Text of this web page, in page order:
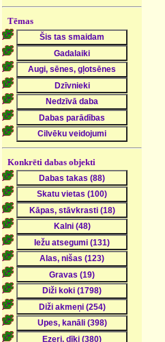
Tēmas
Konkrēti dabas objekti